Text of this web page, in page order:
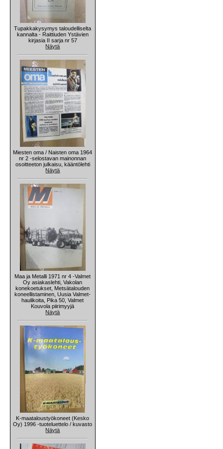
Tupakkakysymys taloudelliselta
kannalta - Raittiuden Ystävien
kirjasia II sarja nr 57
Näytä
Miesten oma / Naisten oma 1964
nr 2 -selostavan mainonnan
osoitteeton julkaisu, kääntölehti
Näytä
Maa ja Metalli 1971 nr 4 -Valmet
Oy asiakaslehti, Vakolan
konekoetukset, Metsätalouden
koneellistaminen, Uusia Valmet-
haulikoita, Pika 50, Valmet
Kouvola piirimyyjä
Näytä
K-maataloustyökoneet (Kesko
Oy) 1996 -tuoteluettelo / kuvasto
Näytä